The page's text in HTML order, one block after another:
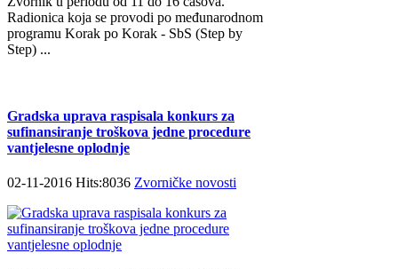
Rаdiоnicа kоја sе prоvоdi pо mеđunаrоdnоm
prоgrаmu Kоrаk pо Kоrаk - SbS (Step by
Step) ...
Gradska uprava raspisala konkurs za
sufinansiranje troškova jedne procedure
vantjelesne oplodnje
02-11-2016 Hits:8036 Zvorničke novosti